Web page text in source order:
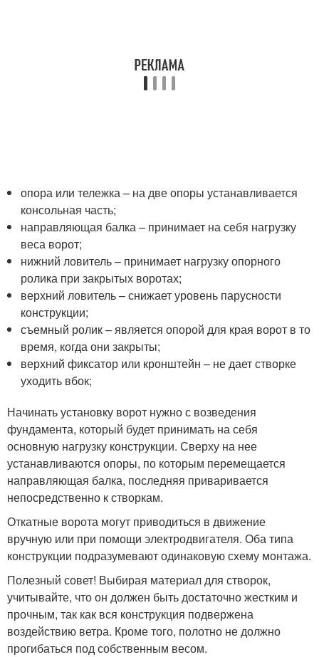
опора или тележка – на две опоры устанавливается
консольная часть;
направляющая балка – принимает на себя нагрузку
веса ворот;
нижний ловитель – принимает нагрузку опорного
ролика при закрытых воротах;
верхний ловитель – снижает уровень парусности
конструкции;
съемный ролик – является опорой для края ворот в то
время, когда они закрыты;
верхний фиксатор или кронштейн – не дает створке
уходить вбок;
Начинать установку ворот нужно с возведения
фундамента, который будет принимать на себя
основную нагрузку конструкции. Сверху на нее
устанавливаются опоры, по которым перемещается
направляющая балка, последняя приваривается
непосредственно к створкам.
Откатные ворота могут приводиться в движение
вручную или при помощи электродвигателя. Оба типа
конструкции подразумевают одинаковую схему монтажа.
Полезный совет! Выбирая материал для створок,
учитывайте, что он должен быть достаточно жестким и
прочным, так как вся конструкция подвержена
воздействию ветра. Кроме того, полотно не должно
прогибаться под собственным весом.